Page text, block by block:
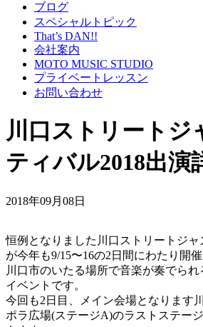
ブログ
スペシャルトピック
That’s DAN!!
会社案内
MOTO MUSIC STUDIO
プライベートレッスン
お問い合わせ
川口ストリートジ
ティバル2018出演
2018年09月08日
恒例となりました川口ストリートジャ
が今年も9/15〜16の2日間にわたり開催
川口市のいたる場所で音楽が奏でら
イベントです。
今回も2日目、メイン会場となります
ポラ広場(ステージA)のラストステー